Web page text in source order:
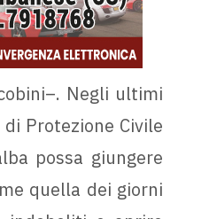
Negli ultimi
Protezione Civile
possa giungere
quella dei giorni